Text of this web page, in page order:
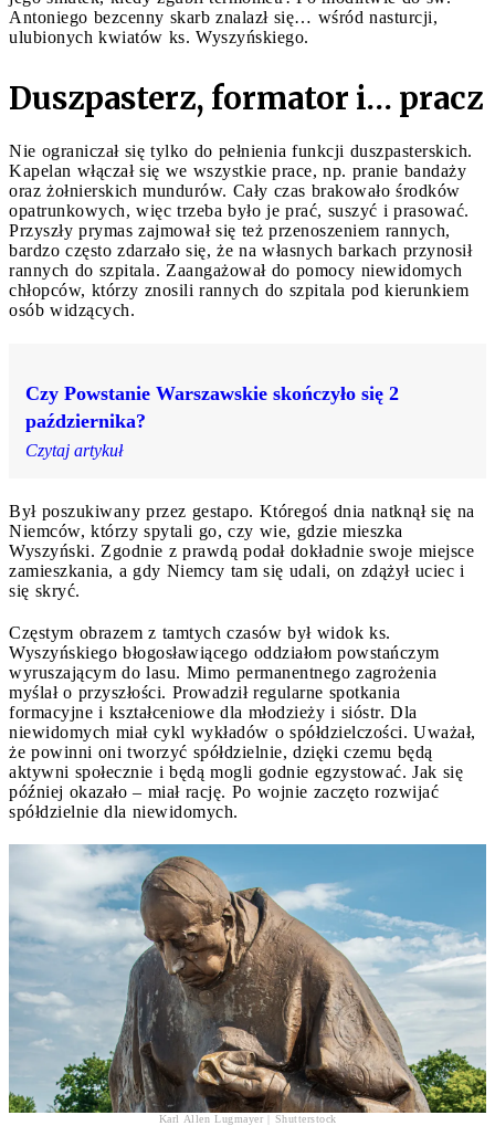
Antoniego bezcenny skarb znalazł się… wśród nasturcji,
ulubionych kwiatów ks. Wyszyńskiego.
Duszpasterz, formator i… pracz
Nie ograniczał się tylko do pełnienia funkcji duszpasterskich.
Kapelan włączał się we wszystkie prace, np. pranie bandaży
oraz żołnierskich mundurów. Cały czas brakowało środków
opatrunkowych, więc trzeba było je prać, suszyć i prasować.
Przyszły prymas zajmował się też przenoszeniem rannych,
bardzo często zdarzało się, że na własnych barkach przynosił
rannych do szpitala. Zaangażował do pomocy niewidomych
chłopców, którzy znosili rannych do szpitala pod kierunkiem
osób widzących.
Czy Powstanie Warszawskie skończyło się 2
października?
Czytaj artykuł
Był poszukiwany przez gestapo. Któregoś dnia natknął się na
Niemców, którzy spytali go, czy wie, gdzie mieszka
Wyszyński. Zgodnie z prawdą podał dokładnie swoje miejsce
zamieszkania, a gdy Niemcy tam się udali, on zdążył uciec i
się skryć.
Częstym obrazem z tamtych czasów był widok ks.
Wyszyńskiego błogosławiącego oddziałom powstańczym
wyruszającym do lasu. Mimo permanentnego zagrożenia
myślał o przyszłości. Prowadził regularne spotkania
formacyjne i kształceniowe dla młodzieży i sióstr. Dla
niewidomych miał cykl wykładów o spółdzielczości. Uważał,
że powinni oni tworzyć spółdzielnie, dzięki czemu będą
aktywni społecznie i będą mogli godnie egzystować. Jak się
później okazało – miał rację. Po wojnie zaczęto rozwijać
spółdzielnie dla niewidomych.
Karl Allen Lugmayer | Shutterstock